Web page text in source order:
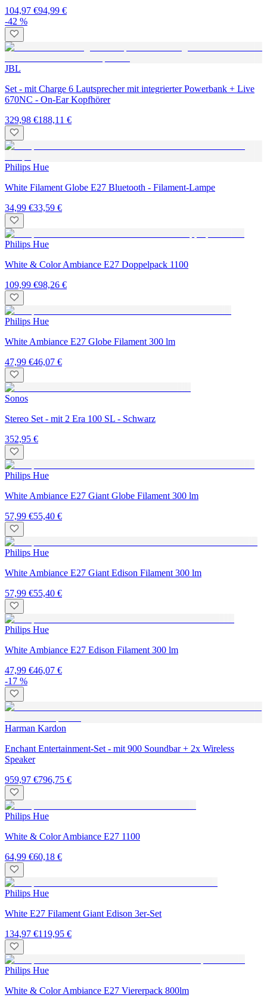
104,97 €94,99 €
-42 %
JBL
Set - mit Charge 6 Lautsprecher mit integrierter Powerbank + Live
670NC - On-Ear Kopfhörer
329,98 €188,11 €
Philips Hue
White Filament Globe E27 Bluetooth - Filament-Lampe
34,99 €33,59 €
Philips Hue
White & Color Ambiance E27 Doppelpack 1100
109,99 €98,26 €
Philips Hue
White Ambiance E27 Globe Filament 300 lm
47,99 €46,07 €
Sonos
Stereo Set - mit 2 Era 100 SL - Schwarz
352,95 €
Philips Hue
White Ambiance E27 Giant Globe Filament 300 lm
57,99 €55,40 €
Philips Hue
White Ambiance E27 Giant Edison Filament 300 lm
57,99 €55,40 €
Philips Hue
White Ambiance E27 Edison Filament 300 lm
47,99 €46,07 €
-17 %
Harman Kardon
Enchant Entertainment-Set - mit 900 Soundbar + 2x Wireless
Speaker
959,97 €796,75 €
Philips Hue
White & Color Ambiance E27 1100
64,99 €60,18 €
Philips Hue
White E27 Filament Giant Edison 3er-Set
134,97 €119,95 €
Philips Hue
White & Color Ambiance E27 Viererpack 800lm